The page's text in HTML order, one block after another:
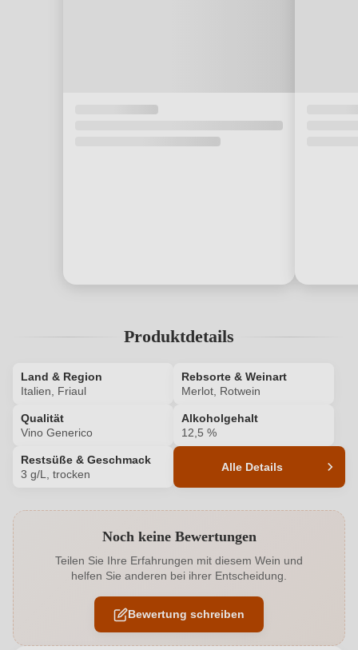
Produktdetails
Land & Region
Italien, Friaul
Rebsorte & Weinart
Merlot, Rotwein
Qualität
Vino Generico
Alkoholgehalt
12,5 %
Restsüße & Geschmack
3 g/L, trocken
Alle Details
Alkoholgehalt in % 12,5 %
Allergene Enthält Sulfite
Bio EU
Noch keine Bewertungen
Teilen Sie Ihre Erfahrungen mit diesem Wein und
helfen Sie anderen bei ihrer Entscheidung.
Bewertung schreiben